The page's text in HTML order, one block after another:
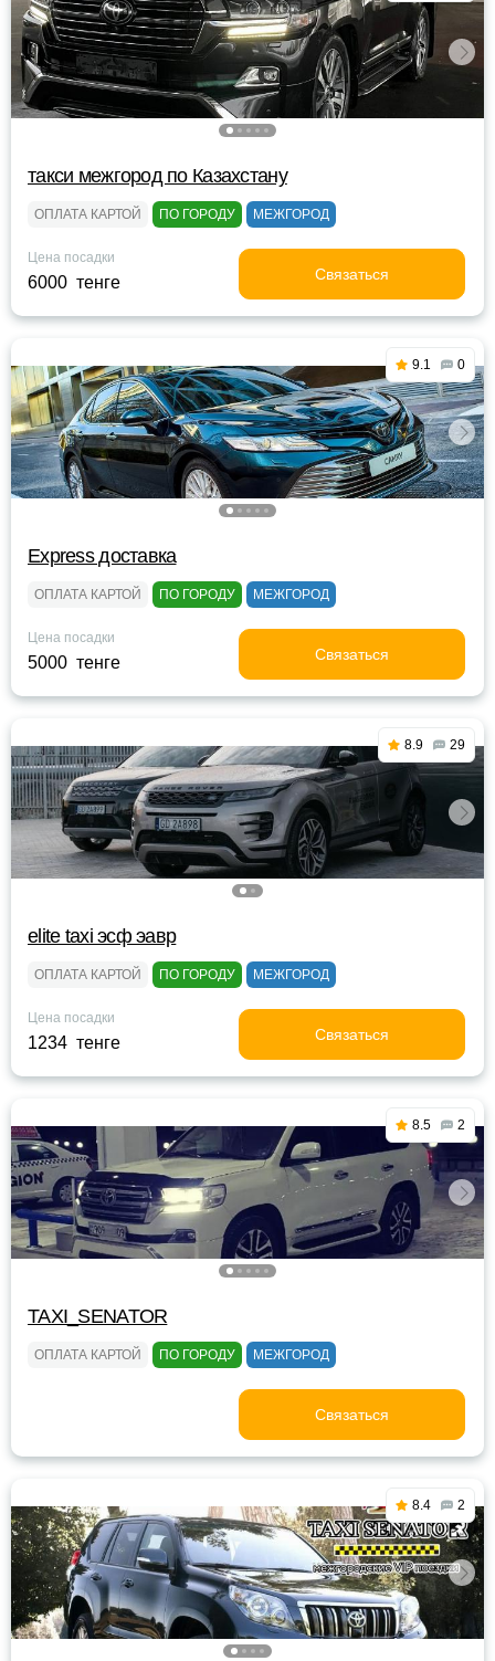
такси межгород по Казахстану
ОПЛАТА КАРТОЙ ПО ГОРОДУ МЕЖГОРОД
Цена посадки
6000 тенге Связаться
9.1 0
Express доставка
ОПЛАТА КАРТОЙ ПО ГОРОДУ МЕЖГОРОД
Цена посадки
5000 тенге Связаться
8.9 29
elite taxi эсф эавр
ОПЛАТА КАРТОЙ ПО ГОРОДУ МЕЖГОРОД
Цена посадки
1234 тенге Связаться
8.5 2
TAXI_SENATOR
ОПЛАТА КАРТОЙ ПО ГОРОДУ МЕЖГОРОД
Связаться
8.4 2